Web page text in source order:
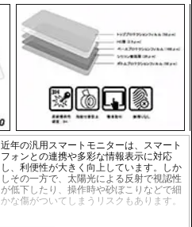
近年の汎用スマートモニターは、スマート
フォンとの連携や多彩な情報表示に対応
し、利便性が大きく向上しています。しか
しその一方で、太陽光による反射で視認性
が低下したり、操作時や砂ぼこりなどで細
かな傷がついてしまうリスクもあります。